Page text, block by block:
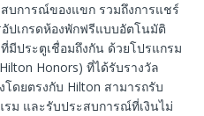
บการณ์ของแขก รวมถึงการแชร์
ปเกรดห้องพักฟรีแบบอัตโนมัติ
มีประตูเชื่อมถึงกัน ด้วยโปรแกรม
Honors) ที่ได้รับรางวัล
ดยตรงกับ Hilton สามารถรับ
ม และรับประสบการณ์ที่เงินไม่